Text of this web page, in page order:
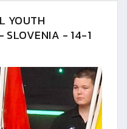
YOUTH
SLOVENIA - 14-1